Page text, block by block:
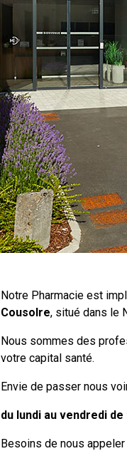
Notre Pharmacie est
Cousolre, situé dans le
Nous sommes des
votre capital santé.
Envie de passer nous
du lundi au vendredi de
Besoins de nous